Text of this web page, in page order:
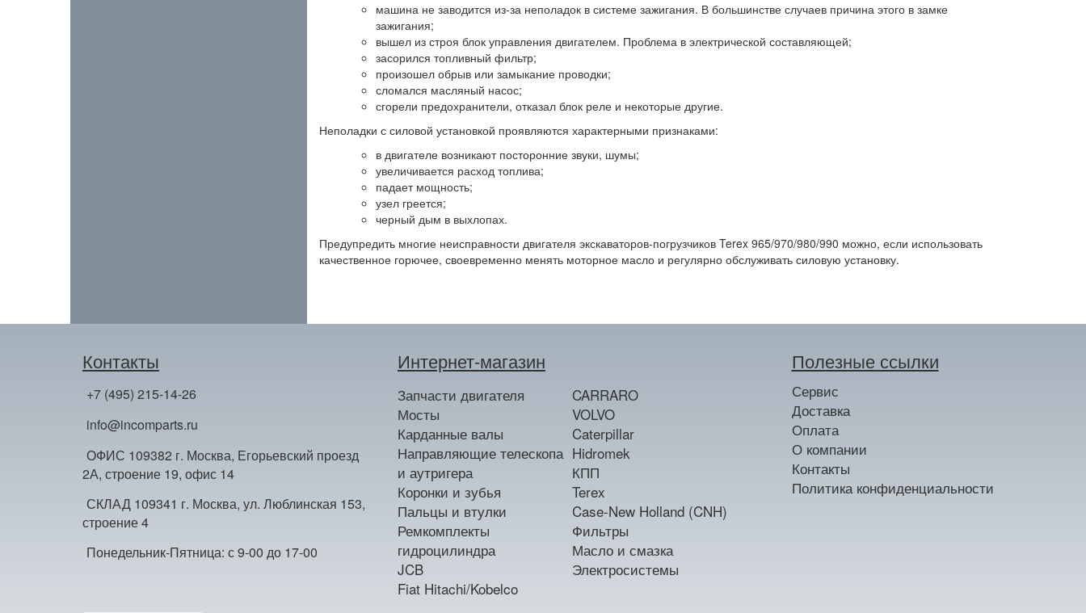
машина не заводится из-за неполадок в системе зажигания. В большинстве случаев причина этого в замке
зажигания;
вышел из строя блок управления двигателем. Проблема в электрической составляющей;
засорился топливный фильтр;
произошел обрыв или замыкание проводки;
сломался масляный насос;
сгорели предохранители, отказал блок реле и некоторые другие.
Неполадки с силовой установкой проявляются характерными признаками:
в двигателе возникают посторонние звуки, шумы;
увеличивается расход топлива;
падает мощность;
узел греется;
черный дым в выхлопах.
Предупредить многие неисправности двигателя экскаваторов-погрузчиков Terex 965/970/980/990 можно, если использовать
качественное горючее, своевременно менять моторное масло и регулярно обслуживать силовую установку.
Контакты
+7 (495) 215-14-26
info@incomparts.ru
ОФИС 109382 г. Москва, Егорьевский проезд
2А, строение 19, офис 14
СКЛАД 109341 г. Москва, ул. Люблинская 153,
строение 4
Понедельник-Пятница: с 9-00 до 17-00
Интернет-магазин
Запчасти двигателя
Мосты
Карданные валы
Направляющие телескопа
и аутригера
Коронки и зубья
Пальцы и втулки
Ремкомплекты
гидроцилиндра
JCB
Fiat Hitachi/Kobelco
CARRARO
VOLVO
Caterpillar
Hidromek
КПП
Terex
Case-New Holland (CNH)
Фильтры
Масло и смазка
Электросистемы
Полезные ссылки
Сервис
Доставка
Оплата
О компании
Контакты
Политика конфиденциальности